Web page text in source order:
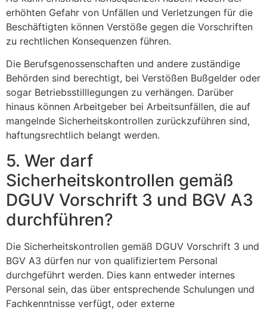
erhöhten Gefahr von Unfällen und Verletzungen für die
Beschäftigten können Verstöße gegen die Vorschriften
zu rechtlichen Konsequenzen führen.
Die Berufsgenossenschaften und andere zuständige
Behörden sind berechtigt, bei Verstößen Bußgelder oder
sogar Betriebsstilllegungen zu verhängen. Darüber
hinaus können Arbeitgeber bei Arbeitsunfällen, die auf
mangelnde Sicherheitskontrollen zurückzuführen sind,
haftungsrechtlich belangt werden.
5. Wer darf
Sicherheitskontrollen gemäß
DGUV Vorschrift 3 und BGV A3
durchführen?
Die Sicherheitskontrollen gemäß DGUV Vorschrift 3 und
BGV A3 dürfen nur von qualifiziertem Personal
durchgeführt werden. Dies kann entweder internes
Personal sein, das über entsprechende Schulungen und
Fachkenntnisse verfügt, oder externe